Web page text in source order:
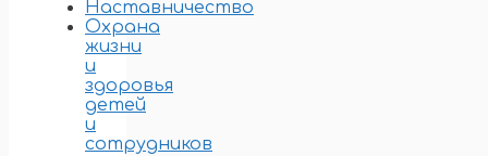
Наставничество
Охрана
жизни
и
здоровья
детей
и
сотрудников